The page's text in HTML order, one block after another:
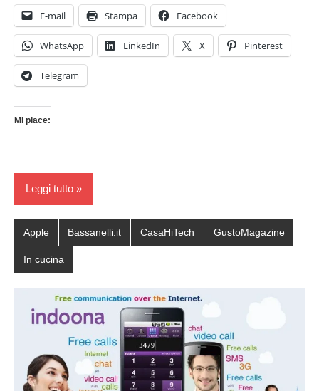
E-mail Stampa Facebook
WhatsApp LinkedIn X Pinterest
Telegram
Mi piace:
Leggi tutto
Apple Bassanelli.it CasaHiTech GustoMagazine
In cucina